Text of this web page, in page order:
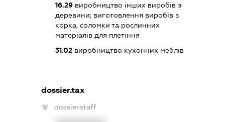
16.29виробництво інших виробів з
деревини; виготовлення виробів з
корка, соломки та рослинних
матеріалів для плетіння
31.02виробництво кухонних меблів
dossier.tax
dossier.staff